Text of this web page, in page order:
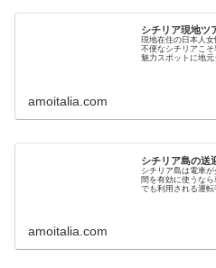
シチリア現地ツ
現地在住の日本人
不便なシチリアこ
魅力スポットに地
amoitalia.com
シチリア島の送
シチリア島は電車
間を有効に使うな
でも利用される運転
amoitalia.com